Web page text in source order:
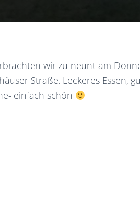
wir zu neunt am
Straße. Leckeres Essen,
einfach schön